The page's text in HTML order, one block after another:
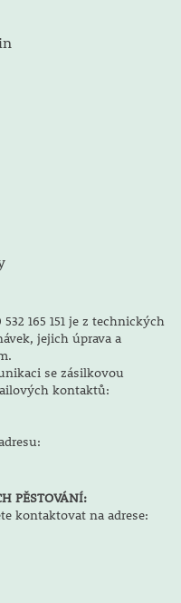
165 151 je z technických
jejich úprava a
se zásilkovou
kontaktů:
PĚSTOVÁNÍ:
kontaktovat na adrese: